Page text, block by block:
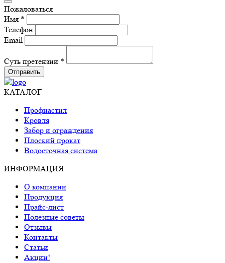
Пожаловаться
Имя *
Телефон
Email
Суть претензии *
Отправить
КАТАЛОГ
Профнастил
Кровля
Забор и ограждения
Плоский прокат
Водосточная система
ИНФОРМАЦИЯ
О компании
Продукция
Прайс-лист
Полезные советы
Отзывы
Контакты
Статьи
Акции!